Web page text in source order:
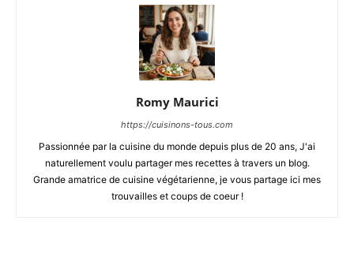
Romy Maurici
https://cuisinons-tous.com
Passionnée par la cuisine du monde depuis plus de 20 ans, J'ai
naturellement voulu partager mes recettes à travers un blog.
Grande amatrice de cuisine végétarienne, je vous partage ici mes
trouvailles et coups de coeur !